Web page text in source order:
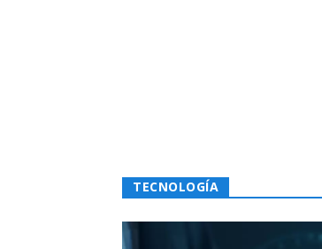
TECNOLOGÍA